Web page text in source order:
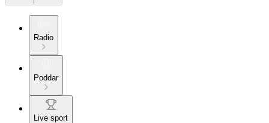
Radio
Poddar
Live sport